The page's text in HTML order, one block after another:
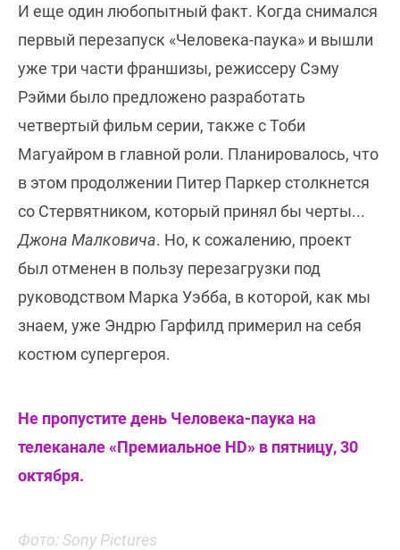
И еще один любопытный факт. Когда снимался
первый перезапуск «Человека-паука» и вышли
уже три части франшизы, режиссеру Сэму
Рэйми было предложено разработать
четвертый фильм серии, также с Тоби
Магуайром в главной роли. Планировалось, что
в этом продолжении Питер Паркер столкнется
со Стервятником, который принял бы черты...
Джона Малковича. Но, к сожалению, проект
был отменен в пользу перезагрузки под
руководством Марка Уэбба, в которой, как мы
знаем, уже Эндрю Гарфилд примерил на себя
костюм супергероя.
Не пропустите день Человека-паука на
телеканале «Премиальное HD» в пятницу, 30
октября.
Фото: Sony Pictures